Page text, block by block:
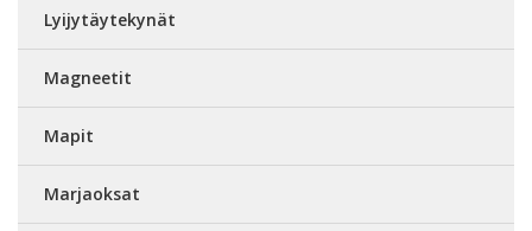
Lyijytäytekynät
Magneetit
Mapit
Marjaoksat